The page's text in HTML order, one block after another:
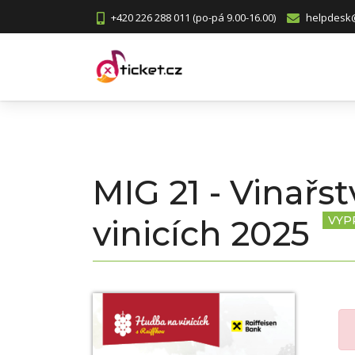
+420 226 288 011 (po-pá 9.00-16.00)
MIG 21 -
vinicích 2025